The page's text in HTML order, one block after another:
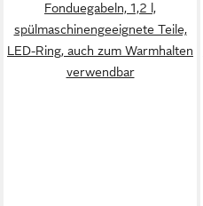
Fonduegabeln, 1,2 l,
spülmaschinengeeignete Teile,
LED-Ring, auch zum Warmhalten
verwendbar